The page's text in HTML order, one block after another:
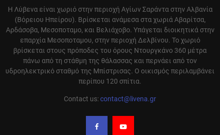
Η Λύβενα είναι χωριό στην περιοχή Αγίων Σαράντα στην Αλβανία
(Βόρειου Ηπείρου). Βρίσκεται ανάμεσα στα χωριά Αβαρίτσα,
Αρδάσοβα, Μεσοποταμο, και Βελιάχοβο. Υπάγεται διοικητικά στην
επαρχία Μεσοποταμου, στην περιοχή Δελβίνου. Το χωριό
βρίσκεται στους πρόποδες του όρους Ντουργκάνο 360 μέτρα
πάνω από τη στάθμη της θάλασσας και περνάει από τον
υδροηλεκτρικό σταθμό της Μπίστρισας. Ο οικισμός περιλαμβάνει
περίπου 120 σπίτια.
Contact us:contact@livena.gr